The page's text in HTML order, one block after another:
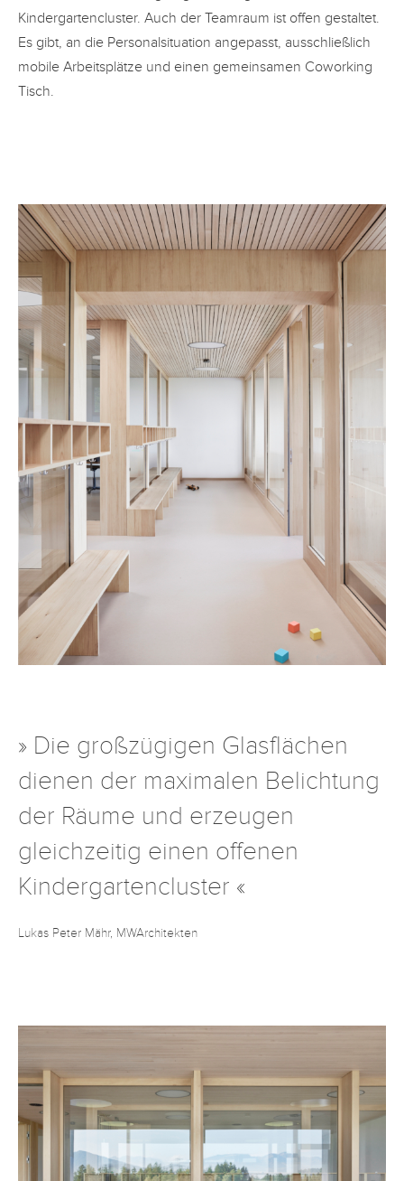
Kindergartencluster. Auch der Teamraum ist offen gestaltet.
Es gibt, an die Personalsituation angepasst, ausschließlich
mobile Arbeitsplätze und einen gemeinsamen Coworking
Tisch.
» Die großzügigen Glasflächen
dienen der maximalen Belichtung
der Räume und erzeugen
gleichzeitig einen offenen
Kindergartencluster «
Lukas Peter Mähr, MWArchitekten